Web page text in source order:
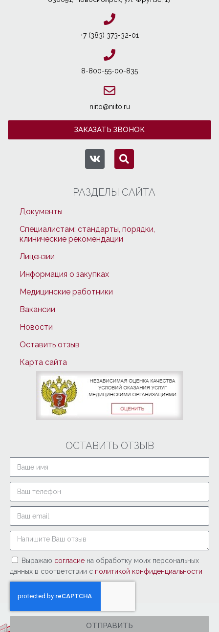
+7 (383) 373-32-01
8-800-55-00-835
niito@niito.ru
ЗАКАЗАТЬ ЗВОНОК
РАЗДЕЛЫ САЙТА
Документы
Специалистам: стандарты, порядки,
клинические рекомендации
Лицензии
Информация о закупках
Медицинские работники
Вакансии
Новости
Оставить отзыв
Карта сайта
ОСТАВИТЬ ОТЗЫВ
Выражаю согласие на обработку моих персональных
данных в соответствии с политикой конфиденциальности
ОТПРАВИТЬ